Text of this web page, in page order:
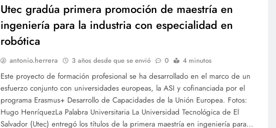
Utec gradúa primera promoción de maestría en
ingeniería para la industria con especialidad en
robótica
antonio.herrera 3 años desde que se envió 0 4 minutos
Este proyecto de formación profesional se ha desarrollado en el marco de un
esfuerzo conjunto con universidades europeas, la ASI y cofinanciada por el
programa Erasmus+ Desarrollo de Capacidades de la Unión Europea. Fotos:
Hugo HenríquezLa Palabra Universitaria La Universidad Tecnológica de El
Salvador (Utec) entregó los títulos de la primera maestría en ingeniería para…